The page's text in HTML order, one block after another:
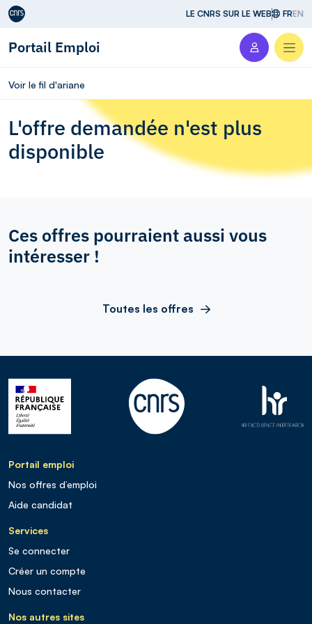
Aller au contenu LE CNRS SUR LE WEB FREN
Portail Emploi
Voir le fil d'ariane
L'offre demandée n'est plus
disponible
Ces offres pourraient aussi vous
intéresser !
Toutes les offres
Portail emploi
Nos offres d’emploi
Aide candidat
Services
Se connecter
Créer un compte
Nous contacter
Nos autres sites